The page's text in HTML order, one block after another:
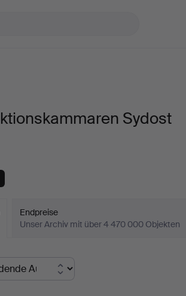
Sydost
Endpreise
Unser Archiv mit über 4 470 000 Objekten